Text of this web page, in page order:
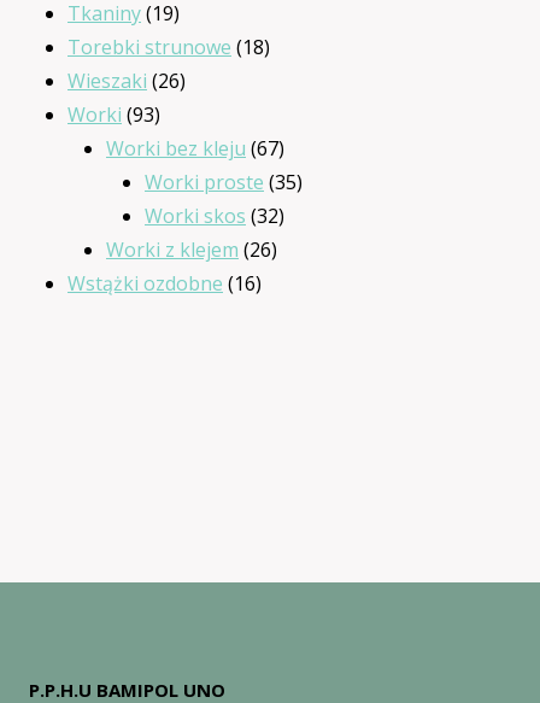
Tkaniny 1919
produktów
Torebki strunowe 1818
Wieszaki 2626
Worki 9393
produkty
Worki bez kleju 6767
produktów
Worki proste 3535
Worki skos 3232
Worki z klejem 2626
Wstążki ozdobne 1616
P.P.H.U BAMIPOL UNO